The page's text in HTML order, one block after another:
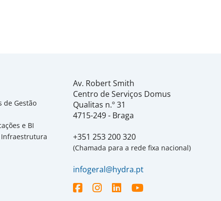
de Gestão
e BI
Infraestrutura
Av. Robert Smith
Centro de Serviços Domus
Qualitas n.º 31
4715-249 - Braga
+351 253 200 320
(Chamada para a rede fixa nacional)
infogeral@hydra.pt